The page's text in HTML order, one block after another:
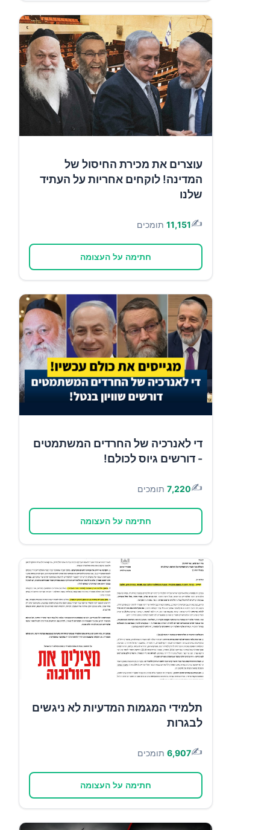
עוצרים את מכירת החיסול של
המדינה! לוקחים אחריות על העתיד
שלנו
✍️
11,151 תומכים
חתימה על העצומה
די לאנרכיה של החרדים המשתמטים
- דורשים גיוס לכולם!
✍️
7,220 תומכים
חתימה על העצומה
תלמידי המגמות המדעיות לא ניגשים
לבגרות
✍️
6,907 תומכים
חתימה על העצומה